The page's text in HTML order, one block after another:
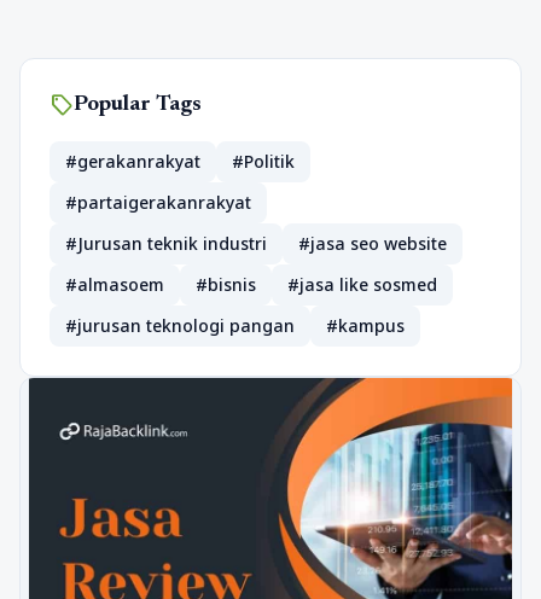
sellPopular Tags
#gerakanrakyat
#Politik
#partaigerakanrakyat
#Jurusan teknik industri
#jasa seo website
#almasoem
#bisnis
#jasa like sosmed
#jurusan teknologi pangan
#kampus